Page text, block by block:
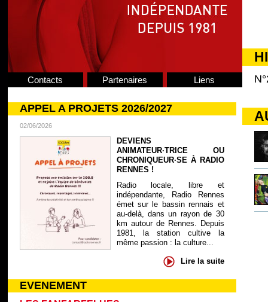
Contacts Partenaires Liens
APPEL A PROJETS 2026/2027
02/06/2026
DEVIENS
ANIMATEUR·TRICE OU
CHRONIQUEUR·SE À RADIO
RENNES !
Radio locale, libre et
indépendante, Radio Rennes
émet sur le bassin rennais et
au-delà, dans un rayon de 30
km autour de Rennes. Depuis
1981, la station cultive la
même passion : la culture...
Lire la suite
EVENEMENT